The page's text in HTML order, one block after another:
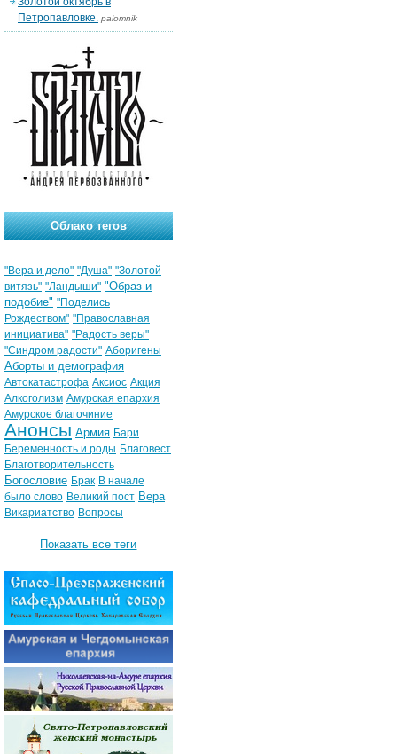
Петропавловке. palomnik
Облако тегов
"Вера и дело" "Душа" "Золотой
витязь" "Ландыши" "Образ и
подобие" "Поделись
Рождеством" "Православная
инициатива" "Радость веры"
"Синдром радости" Аборигены
Аборты и демография
Автокатастрофа Аксиос Акция
Алкоголизм Амурская епархия
Амурское благочиние
Анонсы Армия Бари
Беременность и роды Благовест
Благотворительность
Богословие Брак В начале
было слово Великий пост Вера
Викариатство Вопросы
Показать все теги